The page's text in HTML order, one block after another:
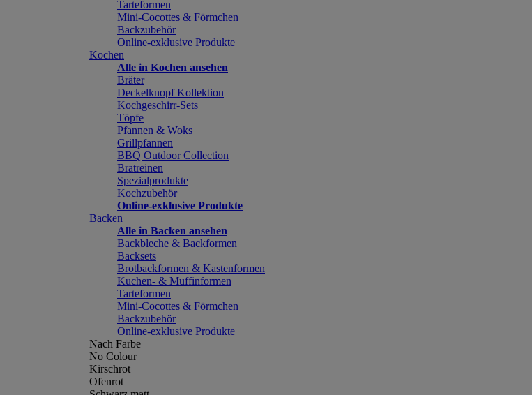
Tarteformen
Mini-Cocottes & Förmchen
Backzubehör
Online-exklusive Produkte
Kochen
Alle in Kochen ansehen
Bräter
Deckelknopf Kollektion
Kochgeschirr-Sets
Töpfe
Pfannen & Woks
Grillpfannen
BBQ Outdoor Collection
Bratreinen
Spezialprodukte
Kochzubehör
Online-exklusive Produkte
Backen
Alle in Backen ansehen
Backbleche & Backformen
Backsets
Brotbackformen & Kastenformen
Kuchen- & Muffinformen
Tarteformen
Mini-Cocottes & Förmchen
Backzubehör
Online-exklusive Produkte
Nach Farbe
No Colour
Kirschrot
Ofenrot